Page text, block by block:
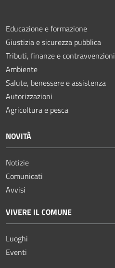
Educazione e formazione
Giustizia e sicurezza pubblica
Tributi, finanze e contravvenzioni
Ambiente
Salute, benessere e assistenza
Autorizzazioni
Agricoltura e pesca
NOVITÀ
Notizie
Comunicati
Avvisi
VIVERE IL COMUNE
Luoghi
Eventi